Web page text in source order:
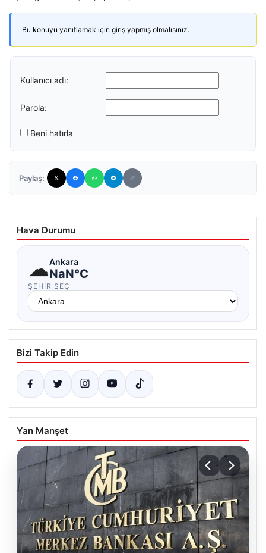
Bu konuyu yanıtlamak için giriş yapmış olmalısınız.
Kullanıcı adı:
Parola:
Beni hatırla
Paylaş:
Hava Durumu
☁Ankara
NaN°C
ŞEHIR SEÇ
Bizi Takip Edin
Yan Manşet